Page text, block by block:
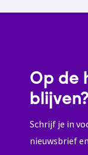
Op de
blijven?
Schrijf je in
nieuwsbrief